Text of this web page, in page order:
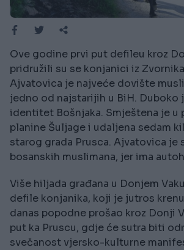
Ove godine prvi put defileu kroz
pridružili su se konjanici iz
Ajvatovica je najveće dovište
jedno od najstarijih u BiH. Duboko
identitet Bošnjaka. Smještena je u
planine Šuljage i udaljena sedam
starog grada Prusca. Ajvatovica
bosanskih muslimana, jer ima
Više hiljada građana u Donjem
defile konjanika, koji je jutros
danas popodne prošao kroz Donji
put ka Pruscu, gdje će sutra biti
svečanost vjersko-kulturne